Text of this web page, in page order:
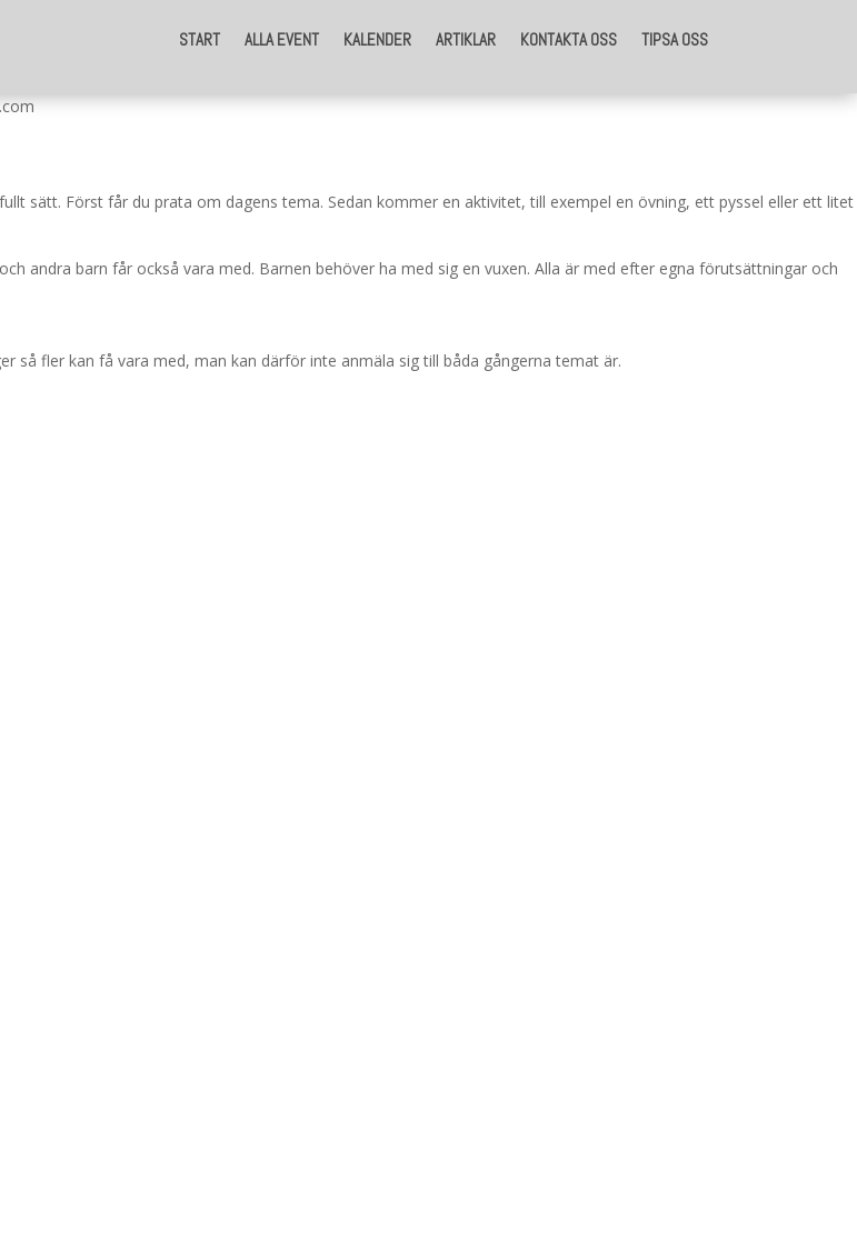
START ALLA EVENT KALENDER ARTIKLAR KONTAKTA OSS TIPSA OSS
sätt. Först får du prata om dagens tema. Sedan kommer en aktivitet, till exempel en övning, ett pyssel eller ett litet
andra barn får också vara med. Barnen behöver ha med sig en vuxen. Alla är med efter egna förutsättningar och
så fler kan få vara med, man kan därför inte anmäla sig till båda gångerna temat är.